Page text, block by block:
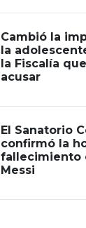
Cambió la
la
la Fiscalía
acusar
El Sanatorio
confirmó la
fallecimiento
Messi